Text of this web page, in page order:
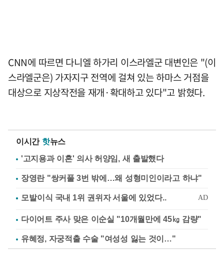
CNN에 따르면 다니엘 하가리 이스라엘군 대변인은 "(이
스라엘군은) 가자지구 전역에 걸쳐 있는 하마스 거점을
대상으로 지상작전을 재개·확대하고 있다"고 밝혔다.
이시간 핫뉴스
'고지용과 이혼' 의사 허양임, 새 출발했다
장영란 "쌍커풀 3번 밖에…왜 성형미인이라고 하냐"
다이어트 주사 맞은 이순실 "10개월만에 45㎏ 감량"
유혜정, 자궁적출 수술 "여성성 잃는 것이…"